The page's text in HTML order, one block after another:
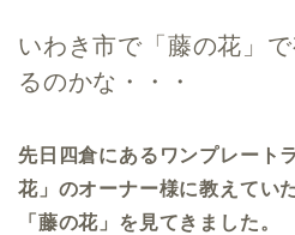
いわき市で「藤の花」
るのかな・・・
先日四倉にあるワンプレート
花」のオーナー様に教えてい
「藤の花」を見てきました。